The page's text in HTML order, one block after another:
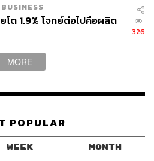
BUSINESS
โต 1.9% โจทย์ต่อไปคือผลิต
326
MORE
POPULAR
WEEK MONTH